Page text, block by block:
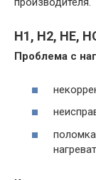
H1, H2, HE,
Проблема с